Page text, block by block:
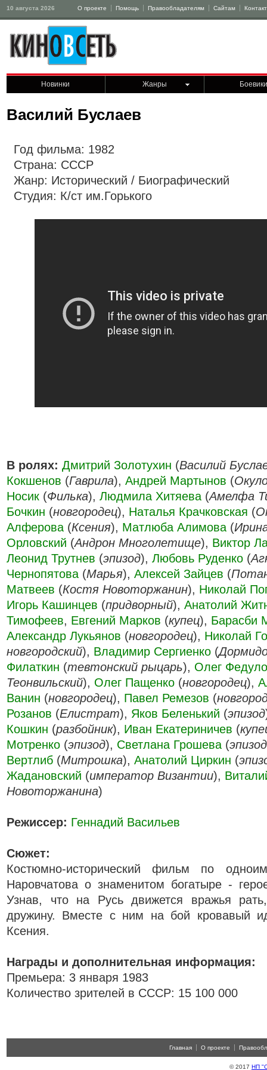
10 августа 2026 О проекте Помощь Правообладателям Сайтам
Новинки Жанры Боевики
Василий Буслаев
Год фильма: 1982
Страна: СССР
Жанр: Исторический / Биографический
Студия: К/ст им.Горького
В ролях: Дмитрий Золотухин (Василий
Кокшенов (Гаврила), Андрей Мартынов (
Носик (Филька), Людмила Хитяева (Амелфа
Бочкин (новгородец), Наталья Крачковская (
Алферова (Ксения), Матлюба Алимова (
Орловский (Андрон Многолетище), Виктор
Леонид Трутнев (эпизод), Любовь Руденко (
Чернопятова (Марья), Алексей Зайцев (
Матвеев (Костя Новоторжанин), Николай
Игорь Кашинцев (придворный), Анатолий
Тимофеев, Евгений Марков (купец), Барасби
Александр Лукьянов (новгородец), Николай
новгородский), Владимир Сергиенко (
Филаткин (тевтонский рыцарь), Олег
Теонвильский), Олег Пащенко (новгородец),
Ванин (новгородец), Павел Ремезов (
Розанов (Елистрат), Яков Беленький (эпизод
Кошкин (разбойник), Иван Екатериничев (
Мотренко (эпизод), Светлана Грошева (эпизод
Вертлиб (Митрошка), Анатолий Циркин (
Жадановский (император Византии),
Новоторжанина)
Режиссер: Геннадий Васильев
Сюжет:
Костюмно-исторический фильм по
Наровчатова о знаменитом богатыре -
Узнав, что на Русь движется вражья
дружину. Вместе с ним на бой кровавый
Ксения.
Награды и дополнительная информация:
Премьера: 3 января 1983
Количество зрителей в СССР: 15 100 000
Главная О проекте
© 2017 НП